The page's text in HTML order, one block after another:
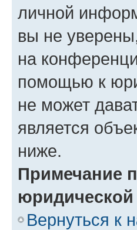
личной
вы не
на
помощью к
не может
является
ниже.
Примечание
Вернуться к